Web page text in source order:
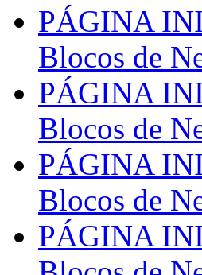
PÁGINA
Blocos de
PÁGINA
Blocos de
PÁGINA
Blocos de
PÁGINA